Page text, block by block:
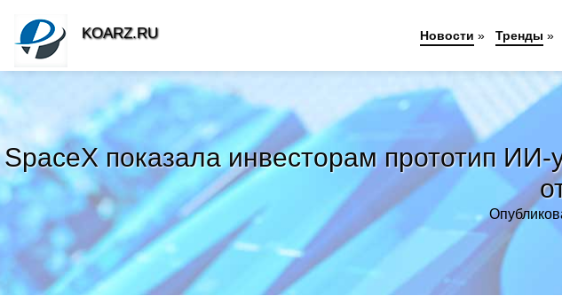
SpaceX показала инвесторам прототип
KOARZ.RU Новости » Тренды »